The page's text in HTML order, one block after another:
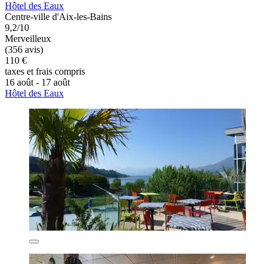
Hôtel des Eaux
Centre-ville d'Aix-les-Bains
9,2/10
Merveilleux
(356 avis)
110 €
taxes et frais compris
16 août - 17 août
Hôtel des Eaux